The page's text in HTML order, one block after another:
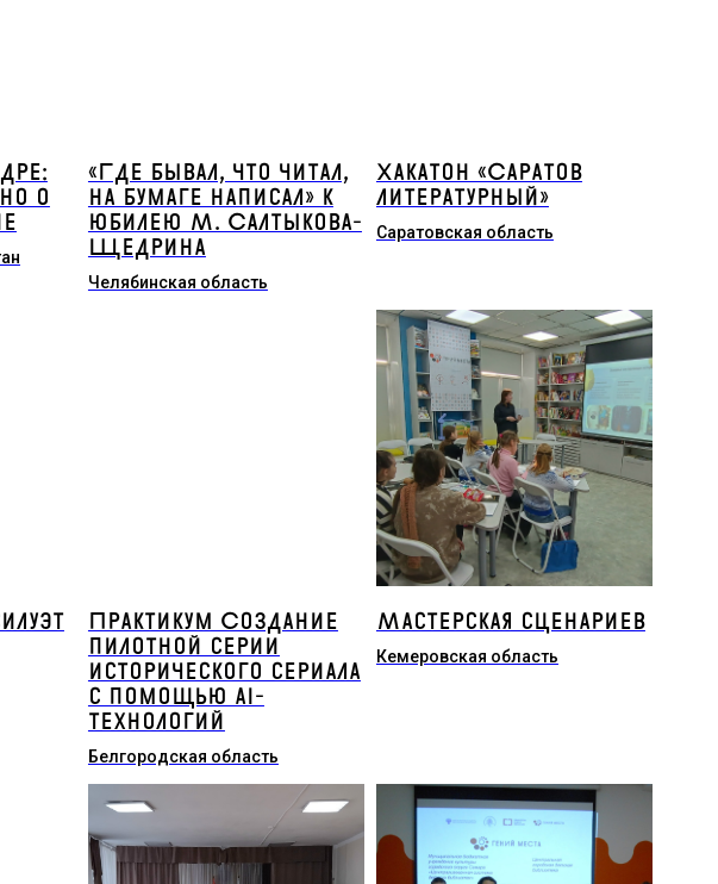
о
«Где бывал, что читал,
на бумаге написал» к
юбилею М. Салтыкова-
Щедрина
Челябинская область
Хакатон «Саратов
литературный»
Саратовская область
Практикум Создание
пилотной серии
исторического сериала
с помощью ai-
технологий
Белгородская область
Мастерская сценариев
Кемеровская область